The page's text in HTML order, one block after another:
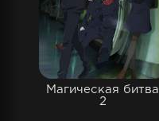
Магическая битва
2